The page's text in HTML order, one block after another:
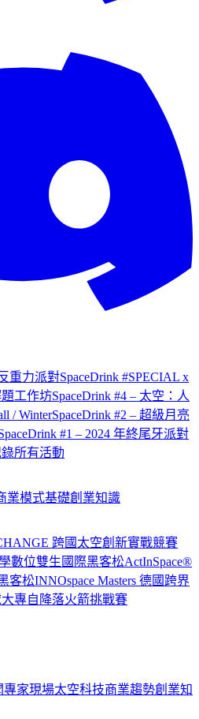
重力派對SpaceDrink #SPECIAL x
題工作坊SpaceDrink #4 – 太空：人
/ WinterSpaceDrink #2 – 超級月亮
#1 – 2024 年終尾牙派對
所有活動
業模式基礎創業知識
跨國太空創新實戰競賽
數位雙生國際黑客松ActInSpace®
客松INNOspace Masters 德國跨界
專自降落火箭挑戰賽
專家現場太空科技商業趨勢創業知